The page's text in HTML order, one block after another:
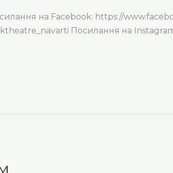
на Facebook: https://
Посилання на